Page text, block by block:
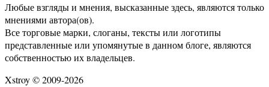
Любые взгляды и мнения, высказанные здесь, являются только
мнениями автора(ов).
Все торговые марки, слоганы, тексты или логотипы
представленные или упомянутые в данном блоге, являются
собственностью их владельцев.
Xstroy © 2009-2026